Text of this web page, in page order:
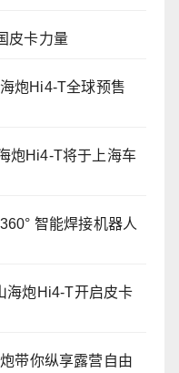
皮卡力量
炮Hi4-T全球预售
炮Hi4-T将于上海车
智能焊接机器人
海炮Hi4-T开启皮卡
带你纵享露营自由